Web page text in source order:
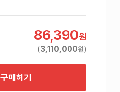
86,390원
(3,110,000원)
구매하기